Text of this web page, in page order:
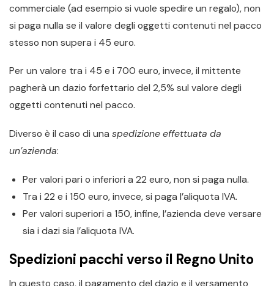
commerciale (ad esempio si vuole spedire un regalo), non
si paga nulla se il valore degli oggetti contenuti nel pacco
stesso non supera i 45 euro.
Per un valore tra i 45 e i 700 euro, invece, il mittente
pagherà un dazio forfettario del 2,5% sul valore degli
oggetti contenuti nel pacco.
Diverso è il caso di una spedizione effettuata da
un’azienda:
Per valori pari o inferiori a 22 euro, non si paga nulla.
Tra i 22 e i 150 euro, invece, si paga l’aliquota IVA.
Per valori superiori a 150, infine, l’azienda deve versare
sia i dazi sia l’aliquota IVA.
Spedizioni pacchi verso il Regno Unito